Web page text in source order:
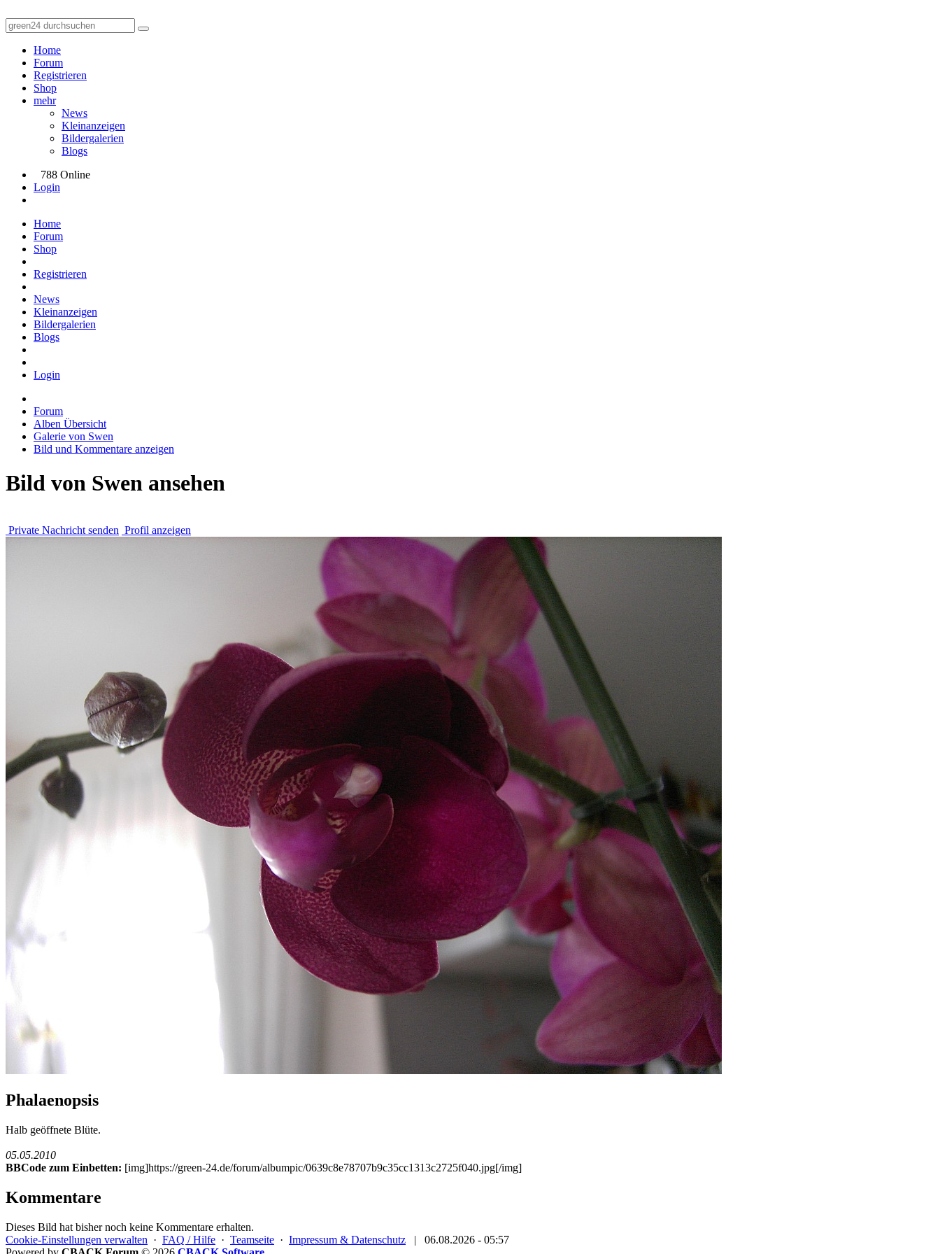
Home
Forum
Registrieren
Shop
mehr
News
Kleinanzeigen
Bildergalerien
Blogs
788 Online
Login
Home
Forum
Shop
Registrieren
News
Kleinanzeigen
Bildergalerien
Blogs
Login
Forum
Alben Übersicht
Galerie von Swen
Bild und Kommentare anzeigen
Bild von Swen ansehen
Private Nachricht senden Profil anzeigen
Phalaenopsis
Halb geöffnete Blüte.
05.05.2010
BBCode zum Einbetten: [img]https://green-24.de/forum/albumpic/0639c8e78707b9c35cc1313c2725f040.jpg[/img]
Kommentare
Dieses Bild hat bisher noch keine Kommentare erhalten.
Cookie-Einstellungen verwalten · FAQ / Hilfe · Teamseite · Impressum & Datenschutz |
06.08.2026 - 05:57